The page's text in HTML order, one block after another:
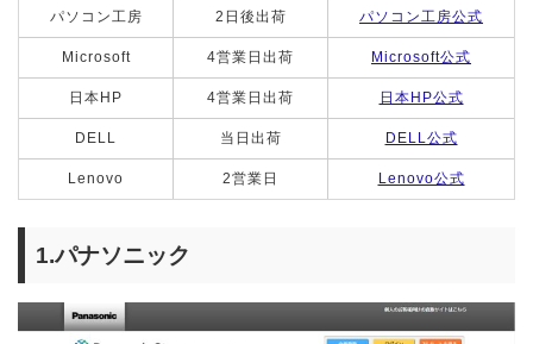
パソコン工房 2日後出荷 パソコン工房公式
Microsoft 4営業日出荷 Microsoft公式
日本HP 4営業日出荷 日本HP公式
DELL 当日出荷 DELL公式
Lenovo 2営業日 Lenovo公式
1.パナソニック